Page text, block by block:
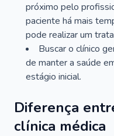
próximo pelo
paciente há mais
pode realizar um
Buscar o clínico
de manter a saúde
estágio inicial.
Diferença
clínica médica